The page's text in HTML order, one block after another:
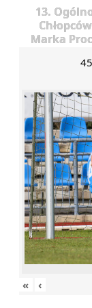
13.
Marka
« ‹